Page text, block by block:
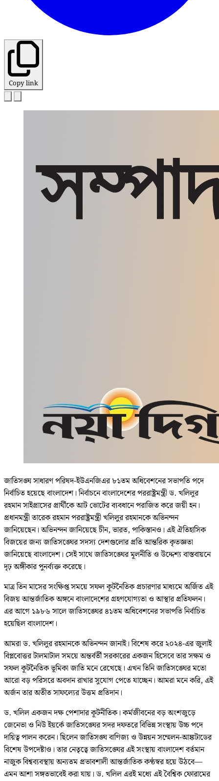
Copy link
জাতিসঙ্ঘ সাধারণ পরিষদ-ইউএনজিএর ৮১তম অধিবেশনের সভাপতি পদে
নির্বাচিত হয়েছে বাংলাদেশ। নির্বাচনে বাংলাদেশের পররাষ্ট্রমন্ত্রী ড. খলিলুর
রহমান সাইপ্রাসের প্রার্থীকে আট ভোটের ব্যবধানে পরাজিত করে জয়ী হন।
প্রধানমন্ত্রী তারেক রহমান পররাষ্ট্রমন্ত্রী খলিলুর রহমানকে অভিনন্দন
জানিয়েছেন। অভিনন্দন জানিয়েছে চীন, ভারত, পাকিস্তানও। এই ঐতিহাসিক
বিজয়ের জন্য জাতিসঙ্ঘের সদস্য দেশগুলোর প্রতি আন্তরিক কৃতজ্ঞতা
জানিয়েছে বাংলাদেশ। সেই সাথে জাতিসঙ্ঘের মূলনীতি ও উদ্দেশ্য বাস্তবায়নে
দৃঢ় অঙ্গীকার পুনর্ব্যক্ত করেছে।
মাত্র তিন মাসের সংক্ষিপ্ত সময়ে সফল কূটনৈতিক প্রচারণার মাধ্যমে অর্জিত এই
বিজয় আন্তর্জাতিক অঙ্গনে বাংলাদেশের গ্রহণযোগ্যতা ও আস্থার প্রতিফলন।
এর আগে ১৯৮৬ সালে জাতিসঙ্ঘের ৪১তম অধিবেশনের সভাপতি নির্বাচিত
হয়েছিল বাংলাদেশ।
আমরা ড. খলিলুর রহমানকে অভিনন্দন জানাই। বিশেষ করে ২০২৪-এর জুলাই
বিপ্লবোত্তর টালমাটাল সময়ে অন্তর্বর্তী সরকারের একজন হিসেবে তার সক্ষম ও
সফল কূটনৈতিক ভূমিকা জাতি মনে রেখেছে। এখন তিনি জাতিসঙ্ঘের মতো
আরো বড় পরিসরে অবদান রাখার সুযোগ পেতে যাচ্ছেন। আমরা মনে করি, এই
অর্জন তার অতীত সাফল্যের উত্তম প্রতিদান।
ড. খলিল একজন দক্ষ পেশাদার কূটনীতিক। কর্মজীবনের বড় অংশজুড়ে
জেনেভা ও নিউ ইয়র্কে জাতিসঙ্ঘের সদর দফতরে বিভিন্ন সংস্থায় উচ্চ পদে
দায়িত্ব পালন করেন। ছিলেন জাতিসঙ্ঘ বাণিজ্য ও উন্নয়ন সম্মেলন-আঙ্কটাডের
বিশেষ উপদেষ্টাও। তার নেতৃত্বে জাতিসঙ্ঘের এই সংস্থায় বাংলাদেশ বর্তমান
নাজুক বিশ্বব্যবস্থায় অন্যতম প্রভাবশালী আন্তর্জাতিক কণ্ঠস্বর হয়ে উঠবে—
এমন আশা সঙ্গতভাবেই করা যায়। ড. খলিল এরই মধ্যে এই বৈশ্বিক ফোরামের